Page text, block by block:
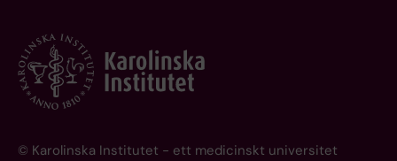
© Karolinska Institutet - ett medicinskt universitet